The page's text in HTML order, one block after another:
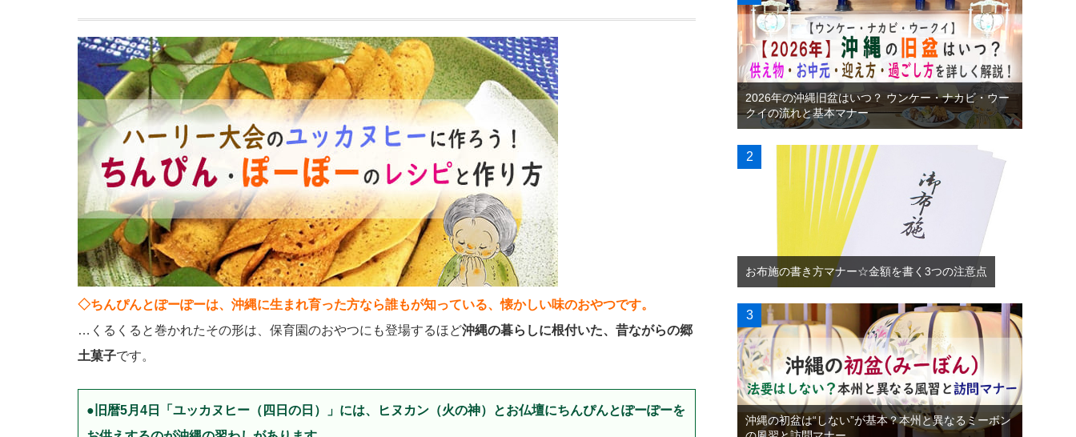
◇ちんぴんとぽーぽーは、沖縄に生まれ育った方なら誰もが知っている、懐かしい味のおやつです。
…くるくると巻かれたその形は、保育園のおやつにも登場するほど沖縄の暮らしに根付いた、昔ながらの郷
土菓子です。
●旧暦5月4日「ユッカヌヒー（四日の日）」には、ヒヌカン（火の神）とお仏壇にちんぴんとぽーぽーを
2026年の沖縄旧盆はいつ？ ウンケー・ナカビ・ウー
クイの流れと基本マナー
お布施の書き方マナー☆金額を書く3つの注意点
沖縄の初盆は“しない”が基本？本州と異なるミーボン